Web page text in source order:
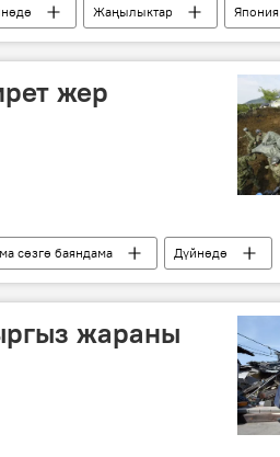
Жаңылыктар
Япония
жер
сөзгө баяндама
Дүйнөдө
жабыркоочулар
жараны